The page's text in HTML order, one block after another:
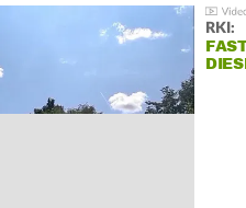
RKI: